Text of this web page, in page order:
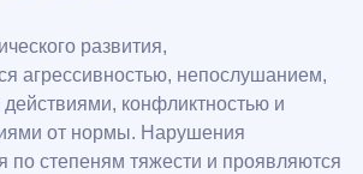
развития,
агрессивностью, непослушанием,
конфликтностью и
от нормы. Нарушения
по степеням тяжести и проявляются